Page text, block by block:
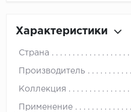
Характеристики
Страна
Производитель
Коллекция
Применение